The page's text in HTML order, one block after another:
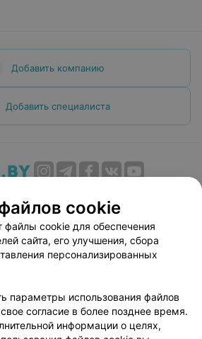
Добавить компанию
Добавить специалиста
Публичный договор
соглашение
Способы оплаты
Партнеры
руководителю 103.by
настройки cookie
персональных данных
cookie
файлы cookie для обеспечения
сайта, его улучшения, сбора
персонализированных
параметры использования файлов
согласие в более позднее время.
информации о целях,